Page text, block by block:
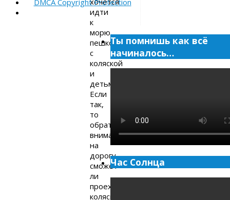
идти
к
морю
пешком
с
коляской
и
детьми.
Если
так,
то
обратите
внимание
на
дорогу,
сможет
ли
проехать
коляска,
Ты помнишь как всё
начиналось…
Час Солнца